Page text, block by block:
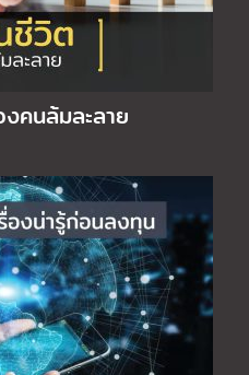
คนล้มละลาย